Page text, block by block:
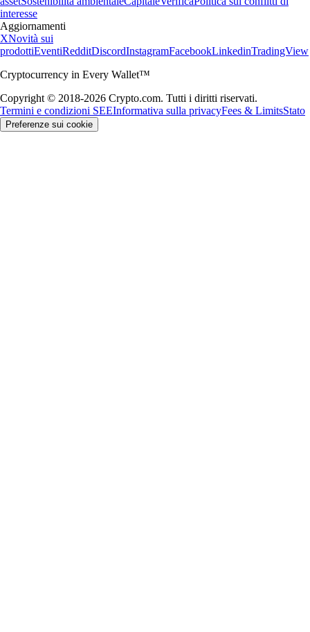
interesse
Aggiornamenti
XNovità sui
prodottiEventiRedditDiscordInstagramFacebookLinkedinTradingView
Cryptocurrency in Every Wallet™
Copyright © 2018-2026 Crypto.com. Tutti i diritti riservati.
Termini e condizioni SEEInformativa sulla privacyFees & LimitsStato
Preferenze sui cookie